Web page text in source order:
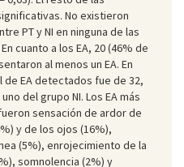
No existieron
PT y NI en ninguna de las
cuanto a los EA, 20 (46% de
al menos un EA. En
EA detectados fue de 32,
del grupo NI. Los EA más
sensación de ardor de
y de los ojos (16%),
(5%), enrojecimiento de la
somnolencia (2%) y